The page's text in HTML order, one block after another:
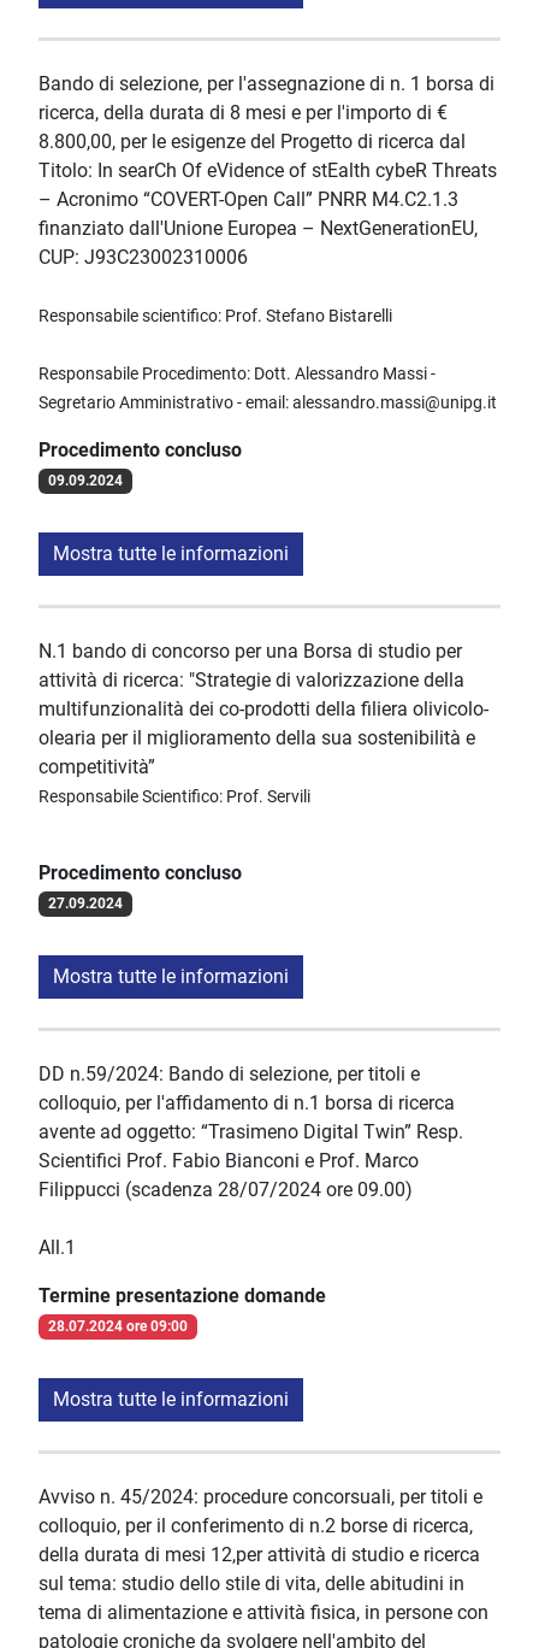
Bando di selezione, per l'assegnazione di n. 1 borsa di
ricerca, della durata di 8 mesi e per l'importo di €
8.800,00, per le esigenze del Progetto di ricerca dal
Titolo: In searCh Of eVidence of stEalth cybeR Threats
– Acronimo “COVERT-Open Call” PNRR M4.C2.1.3
finanziato dall'Unione Europea – NextGenerationEU,
CUP: J93C23002310006
Responsabile scientifico: Prof. Stefano Bistarelli
Responsabile Procedimento: Dott. Alessandro Massi -
Segretario Amministrativo - email: alessandro.massi@unipg.it
Procedimento concluso
09.09.2024
Mostra tutte le informazioni
N.1 bando di concorso per una Borsa di studio per
attività di ricerca: "Strategie di valorizzazione della
multifunzionalità dei co-prodotti della filiera olivicolo-
olearia per il miglioramento della sua sostenibilità e
competitività”
Responsabile Scientifico: Prof. Servili
Procedimento concluso
27.09.2024
Mostra tutte le informazioni
DD n.59/2024: Bando di selezione, per titoli e
colloquio, per l'affidamento di n.1 borsa di ricerca
avente ad oggetto: “Trasimeno Digital Twin” Resp.
Scientifici Prof. Fabio Bianconi e Prof. Marco
Filippucci (scadenza 28/07/2024 ore 09.00)
All.1
Termine presentazione domande
28.07.2024 ore 09:00
Mostra tutte le informazioni
Avviso n. 45/2024: procedure concorsuali, per titoli e
colloquio, per il conferimento di n.2 borse di ricerca,
della durata di mesi 12,per attività di studio e ricerca
sul tema: studio dello stile di vita, delle abitudini in
tema di alimentazione e attività fisica, in persone con
patologie croniche da svolgere nell'ambito del